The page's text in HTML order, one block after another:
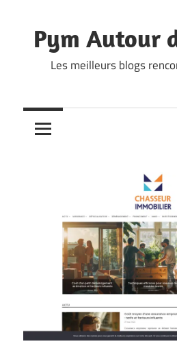
content
Pym Autour
Les meilleurs blogs